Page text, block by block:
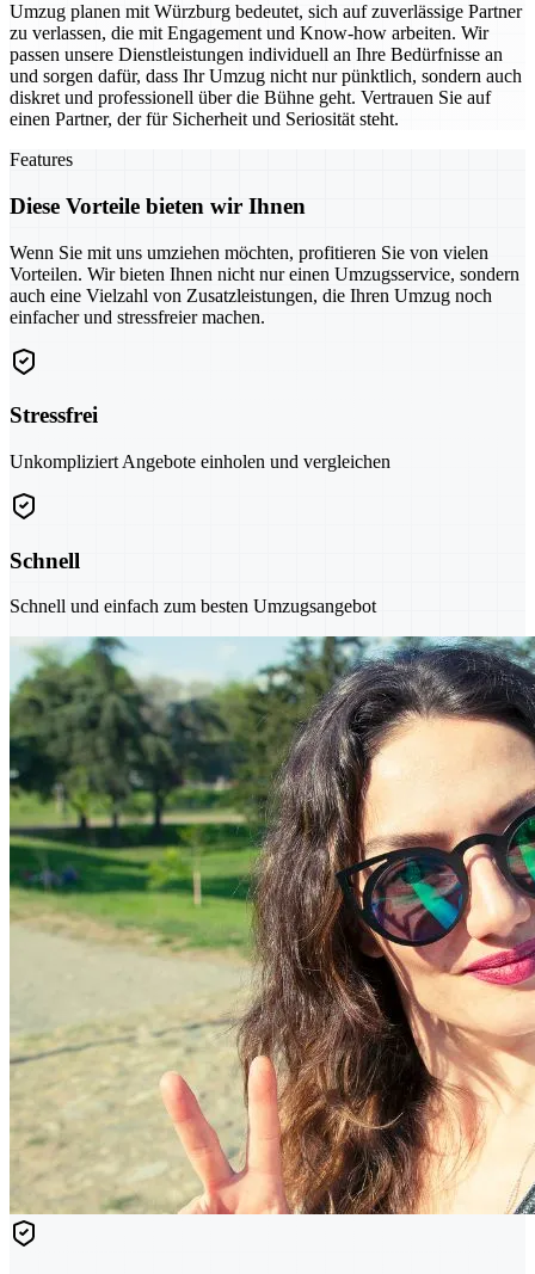
Umzug planen mit Würzburg bedeutet, sich auf zuverlässige Partner
zu verlassen, die mit Engagement und Know-how arbeiten. Wir
passen unsere Dienstleistungen individuell an Ihre Bedürfnisse an
und sorgen dafür, dass Ihr Umzug nicht nur pünktlich, sondern auch
diskret und professionell über die Bühne geht. Vertrauen Sie auf
einen Partner, der für Sicherheit und Seriosität steht.
Features
Diese Vorteile bieten wir Ihnen
Wenn Sie mit uns umziehen möchten, profitieren Sie von vielen
Vorteilen. Wir bieten Ihnen nicht nur einen Umzugsservice, sondern
auch eine Vielzahl von Zusatzleistungen, die Ihren Umzug noch
einfacher und stressfreier machen.
Stressfrei
Unkompliziert Angebote einholen und vergleichen
Schnell
Schnell und einfach zum besten Umzugsangebot